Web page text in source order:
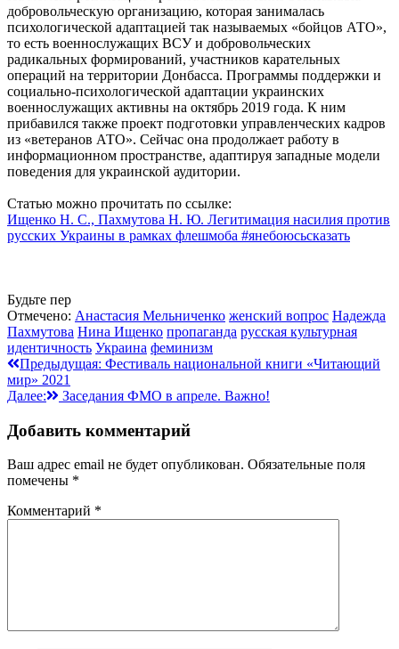
добровольческую организацию, которая занималась
психологической адаптацией так называемых «бойцов АТО»,
то есть военнослужащих ВСУ и добровольческих
радикальных формирований, участников карательных
операций на территории Донбасса. Программы поддержки и
социально-психологической адаптации украинских
военнослужащих активны на октябрь 2019 года. К ним
прибавился также проект подготовки управленческих кадров
из «ветеранов АТО». Сейчас она продолжает работу в
информационном пространстве, адаптируя западные модели
поведения для украинской аудитории.
Статью можно прочитать по ссылке:
Ищенко Н. С., Пахмутова Н. Ю. Легитимация насилия против
русских Украины в рамках флешмоба #янебоюсьсказать
Будьте пер
Отмечено: Анастасия Мельниченко женский вопрос Надежда
Пахмутова Нина Ищенко пропаганда русская культурная
идентичность Украина феминизм
Навигация
по
Предыдущая: Фестиваль национальной книги «Читающий
мир» 2021
Далее:
Заседания ФМО в апреле. Важно!
Добавить комментарий
Ваш адрес email не будет опубликован. Обязательные поля
помечены *
Комментарий *